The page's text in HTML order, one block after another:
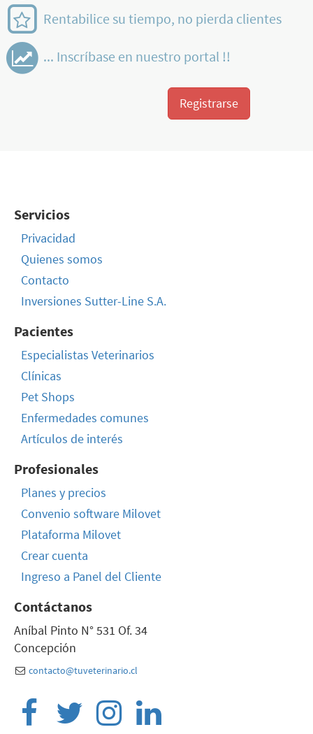
Rentabilice su tiempo, no pierda clientes
... Inscríbase en nuestro portal !!
Registrarse
Servicios
Privacidad
Quienes somos
Contacto
Inversiones Sutter-Line S.A.
Pacientes
Especialistas Veterinarios
Clínicas
Pet Shops
Enfermedades comunes
Artículos de interés
Profesionales
Planes y precios
Convenio software Milovet
Plataforma Milovet
Crear cuenta
Ingreso a Panel del Cliente
Contáctanos
Aníbal Pinto N° 531 Of. 34
Concepción
contacto@tuveterinario.cl